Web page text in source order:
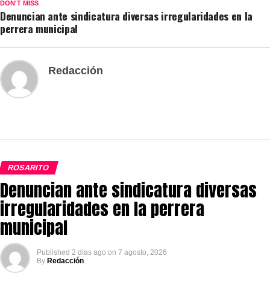
DON'T MISS
Denuncian ante sindicatura diversas irregularidades en la
perrera municipal
Redacción
ROSARITO
Denuncian ante sindicatura diversas
irregularidades en la perrera
municipal
Published 2 días ago on 7 agosto, 2026
By Redacción